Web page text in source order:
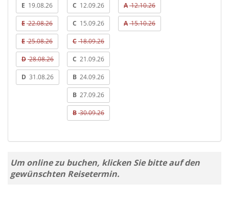
E 19.08.26
E22.08.26
E25.08.26
D28.08.26
D 31.08.26
C 12.09.26
C 15.09.26
C18.09.26
C 21.09.26
B 24.09.26
B 27.09.26
B30.09.26
A12.10.26
A15.10.26
Um online zu buchen, klicken Sie bitte auf den
gewünschten Reisetermin.